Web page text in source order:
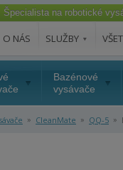
Špecialista na robotické
O NÁS SLUŽBY
Bazénové
vysávače
» CleanMate » QQ-5 »